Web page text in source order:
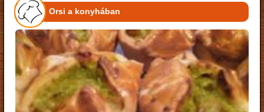
Orsi a konyhában